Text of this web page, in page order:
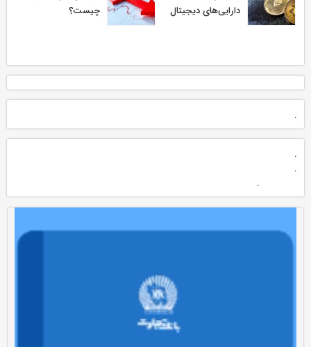
دارایی‌های دیجیتال
چیست؟
.
.
.
.